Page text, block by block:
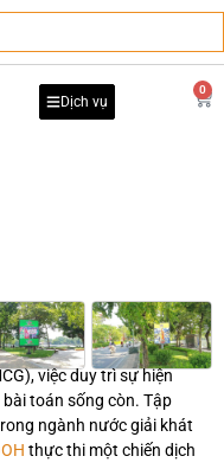
Dịch vụ
0
việc duy trì sự hiện
toán sống còn. Tập
ngành nước giải khát
thực thi một chiến dịch